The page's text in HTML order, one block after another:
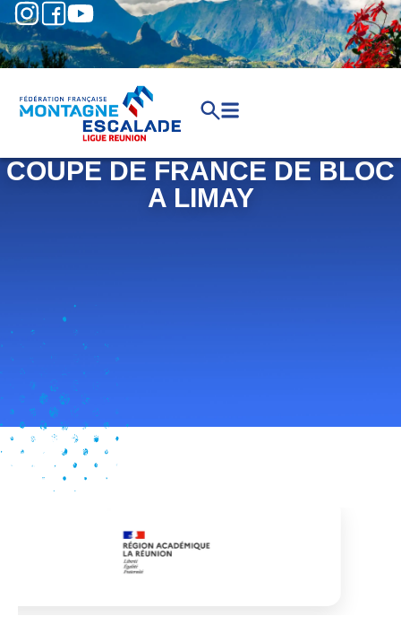
COUPE DE FRANCE DE BLOC
A LIMAY